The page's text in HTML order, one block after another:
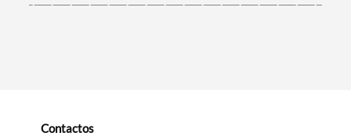
Categorias gerais
Contactos